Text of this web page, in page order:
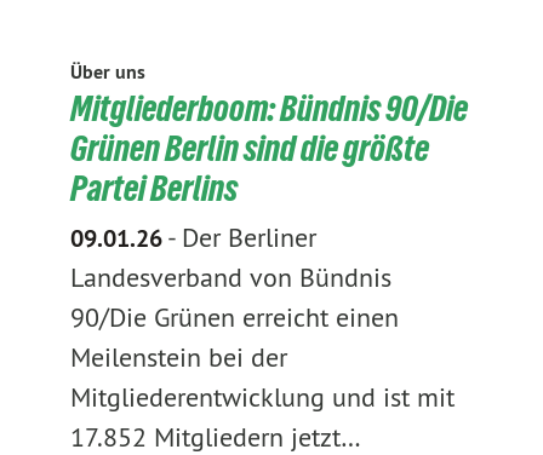
Über uns
Mitgliederboom: Bündnis 90/Die
Grünen Berlin sind die größte
Partei Berlins
09.01.26- Der Berliner
Landesverband von Bündnis
90/Die Grünen erreicht einen
Meilenstein bei der
Mitgliederentwicklung und ist mit
17.852 Mitgliedern jetzt…